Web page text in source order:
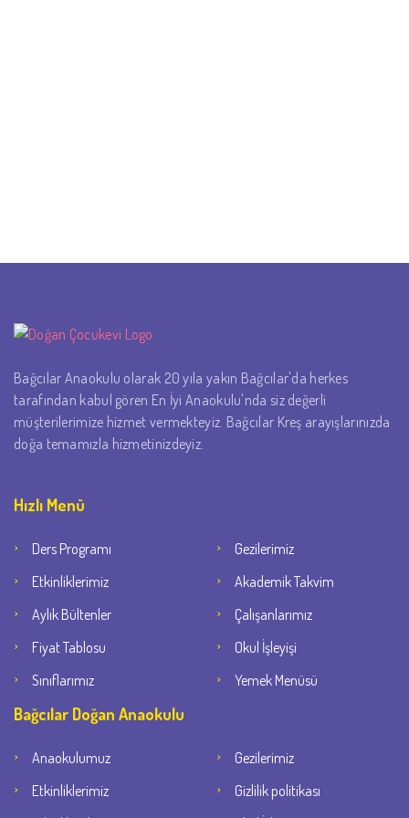
Bağcılar Anaokulu olarak 20 yıla yakın Bağcılar'da herkes
tarafından kabul gören En İyi Anaokulu'nda siz değerli
müşterilerimize hizmet vermekteyiz. Bağcılar Kreş arayışlarınızda
doğa temamızla hizmetinizdeyiz.
Hızlı Menü
Ders Programı
Gezilerimiz
Etkinliklerimiz
Akademik Takvim
Aylık Bültenler
Çalışanlarımız
Fiyat Tablosu
Okul İşleyişi
Sınıflarımız
Yemek Menüsü
Bağcılar Doğan Anaokulu
Anaokulumuz
Gezilerimiz
Etkinliklerimiz
Gizlilik politikası